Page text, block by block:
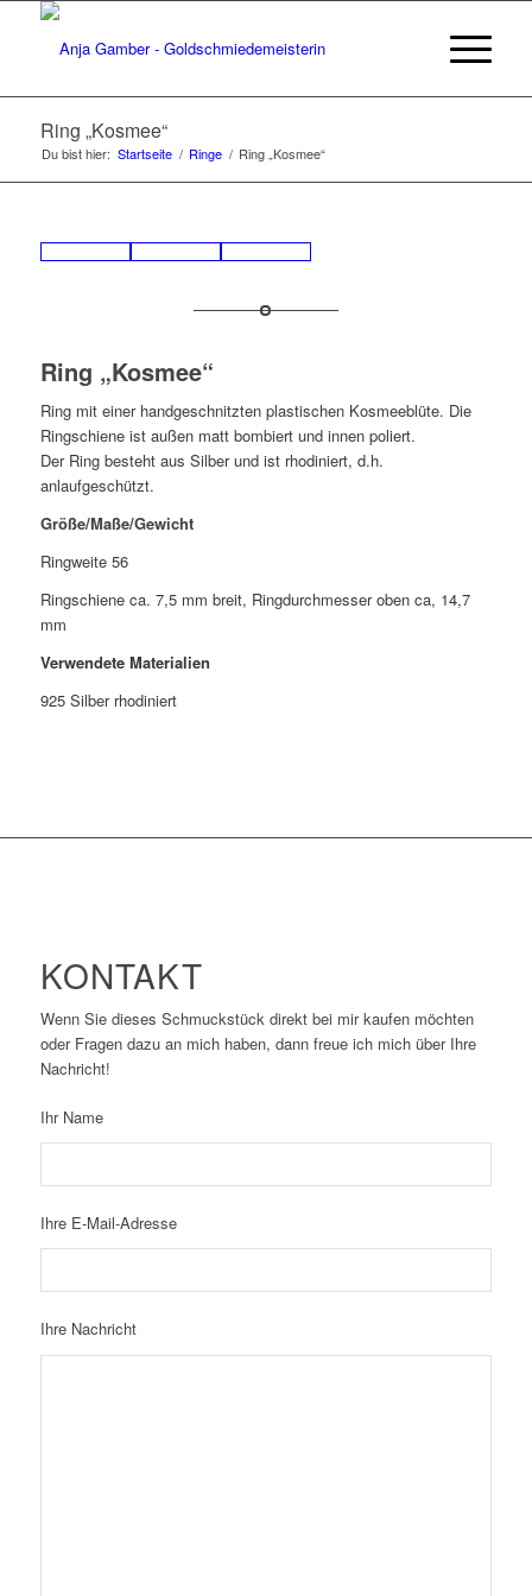
Ring „Kosmee“
Du bist hier: Startseite / Ringe / Ring „Kosmee“
Ring „Kosmee“
Ring mit einer handgeschnitzten plastischen Kosmeeblüte. Die
Ringschiene ist außen matt bombiert und innen poliert.
Der Ring besteht aus Silber und ist rhodiniert, d.h.
anlaufgeschützt.
Größe/Maße/Gewicht
Ringweite 56
Ringschiene ca. 7,5 mm breit, Ringdurchmesser oben ca, 14,7
mm
Verwendete Materialien
925 Silber rhodiniert
KONTAKT
Wenn Sie dieses Schmuckstück direkt bei mir kaufen möchten
oder Fragen dazu an mich haben, dann freue ich mich über Ihre
Nachricht!
Ihr Name
Ihre E-Mail-Adresse
Ihre Nachricht